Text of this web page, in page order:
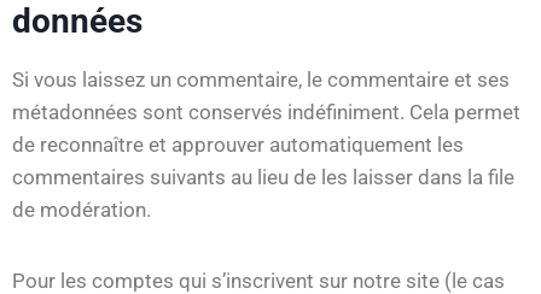
données
Si vous laissez un commentaire, le commentaire et ses
métadonnées sont conservés indéfiniment. Cela permet
de reconnaître et approuver automatiquement les
commentaires suivants au lieu de les laisser dans la file
de modération.
Pour les comptes qui s’inscrivent sur notre site (le cas